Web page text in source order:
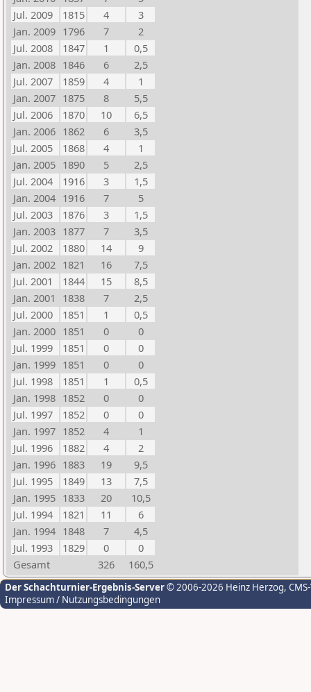
Jul. 2009
1815 4
3
Jan. 2009 1796 7
2
Jul. 2008
1847 1
0,5
Jan. 2008 1846 6
2,5
Jul. 2007
1859 4
1
Jan. 2007 1875 8
5,5
Jul. 2006
1870 10
6,5
Jan. 2006 1862 6
3,5
Jul. 2005
1868 4
1
Jan. 2005 1890 5
2,5
Jul. 2004
1916 3
1,5
Jan. 2004 1916 7
5
Jul. 2003
1876 3
1,5
Jan. 2003 1877 7
3,5
Jul. 2002
1880 14
9
Jan. 2002 1821 16
7,5
Jul. 2001
1844 15
8,5
Jan. 2001
1838 7
2,5
Jul. 2000
1851 1
0,5
Jan. 2000 1851 0
0
Jul. 1999
1851 0
0
Jan. 1999 1851 0
0
Jul. 1998
1851 1
0,5
Jan. 1998 1852 0
0
Jul. 1997
1852 0
0
Jan. 1997 1852 4
1
Jul. 1996
1882 4
2
Jan. 1996 1883 19
9,5
Jul. 1995
1849 13
7,5
Jan. 1995 1833 20
10,5
Jul. 1994
1821 11
6
Jan. 1994 1848 7
4,5
Jul. 1993
1829 0
0
Gesamt
326 160,5
Der Schachturnier-Ergebnis-Server© 2006-2026 Heinz Herzog,
Impressum / Nutzungsbedingungen